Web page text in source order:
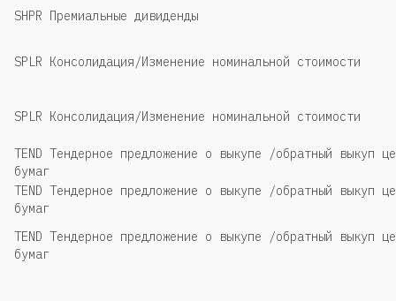
SHPR Премиальные дивиденды
SPLR Консолидация/Изменение номинальной стоимости
SPLR Консолидация/Изменение номинальной стоимости
TEND Тендерное предложение о выкупе /обратный выкуп
бумаг
TEND Тендерное предложение о выкупе /обратный выкуп
бумаг
TEND Тендерное предложение о выкупе /обратный выкуп
бумаг